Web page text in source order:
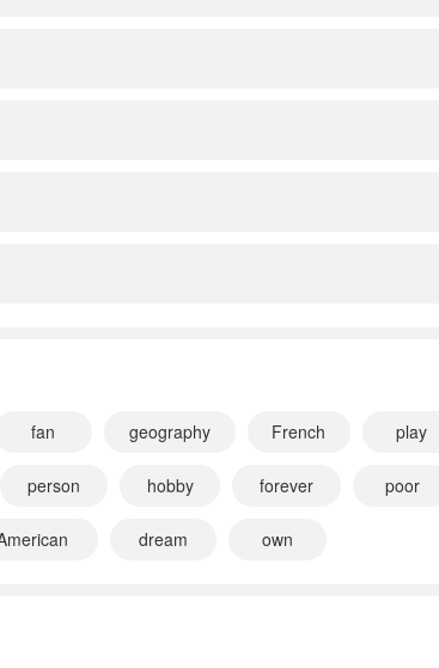
fan geography French play
person hobby forever poor
dream own